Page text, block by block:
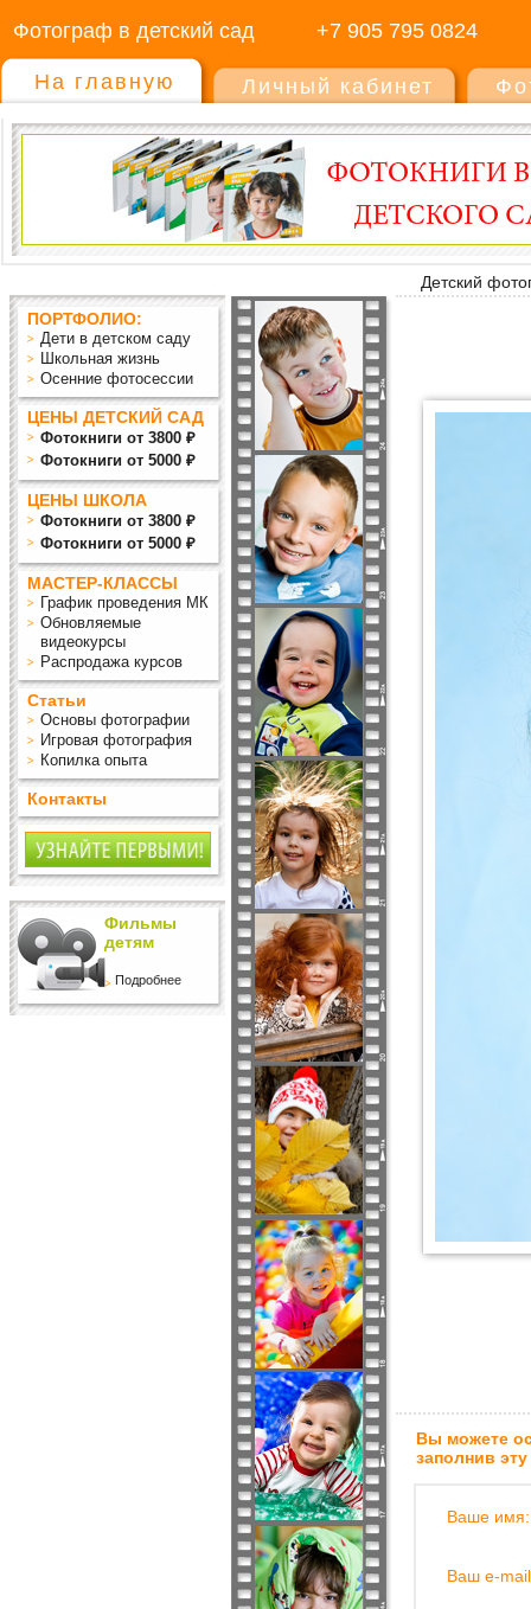
Фотограф в детский сад +7 905 795 0824
На главную Личный кабинет
Детский
ПОРТФОЛИО:
Дети в детском саду
Школьная жизнь
Осенние фотосессии
ЦЕНЫ ДЕТСКИЙ САД
Фотокниги от 3800 ₽
Фотокниги от 5000 ₽
ЦЕНЫ ШКОЛА
Фотокниги от 3800 ₽
Фотокниги от 5000 ₽
МАСТЕР-КЛАССЫ
График проведения МК
Обновляемые
видеокурсы
Распродажа курсов
Статьи
Основы фотографии
Игровая фотография
Копилка опыта
Контакты
Фильмы
детям
Подробнее
Вы можете
заполнив
Ваше имя:
Ваш e-